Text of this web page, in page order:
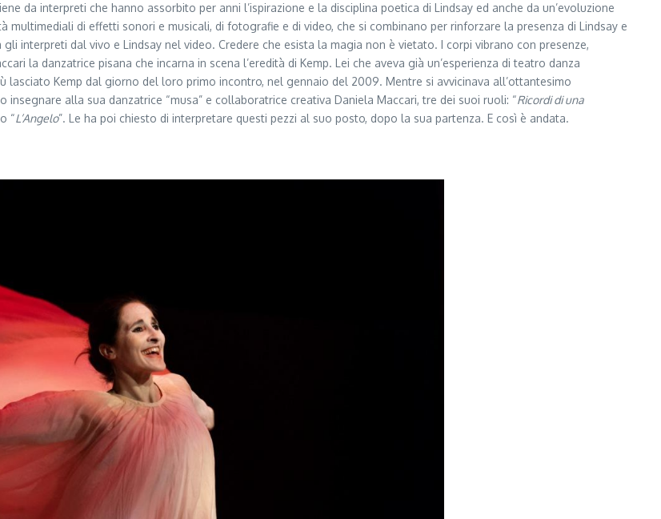
da interpreti che hanno assorbito per anni l’ispirazione e la disciplina poetica di Lindsay ed anche da un’evoluzione
multimediali di effetti sonori e musicali, di fotografie e di video, che si combinano per rinforzare la presenza di Lindsay e
interpreti dal vivo e Lindsay nel video. Credere che esista la magia non è vietato. I corpi vibrano con presenze,
la danzatrice pisana che incarna in scena l’eredità di Kemp. Lei che aveva già un’esperienza di teatro danza
lasciato Kemp dal giorno del loro primo incontro, nel gennaio del 2009. Mentre si avvicinava all’ottantesimo
insegnare alla sua danzatrice “musa” e collaboratrice creativa Daniela Maccari, tre dei suoi ruoli: “Ricordi di una
“L’Angelo”. Le ha poi chiesto di interpretare questi pezzi al suo posto, dopo la sua partenza. E così è andata.